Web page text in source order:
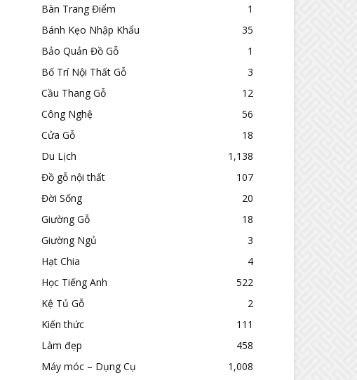
Bàn Trang Điểm
1
Bánh Kẹo Nhập Khẩu
35
Bảo Quản Đồ Gỗ
1
Bố Trí Nội Thất Gỗ
3
Cầu Thang Gỗ
12
Công Nghệ
56
Cửa Gỗ
18
Du Lịch
1,138
Đồ gỗ nội thất
107
Đời Sống
20
Giường Gỗ
18
Giường Ngủ
3
Hạt Chia
4
Học Tiếng Anh
522
Kệ Tủ Gỗ
2
Kiến thức
111
Làm đẹp
458
Máy móc – Dụng Cụ
1,008